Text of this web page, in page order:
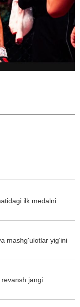
ilk medalni
mashg'ulotlar yig'ini
jangi